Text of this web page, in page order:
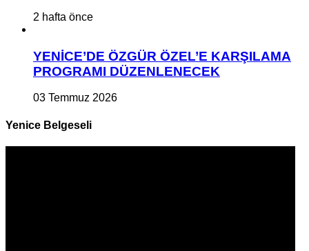
2 hafta önce
YENİCE’DE ÖZGÜR ÖZEL’E KARŞILAMA
PROGRAMI DÜZENLENECEK
03 Temmuz 2026
Yenice Belgeseli